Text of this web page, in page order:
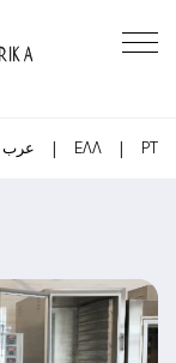
عرب | ΕΛΛ | PT